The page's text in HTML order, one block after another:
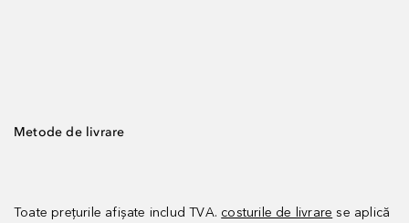
Metode de livrare
Toate prețurile afișate includ TVA. costurile de livrare se aplică